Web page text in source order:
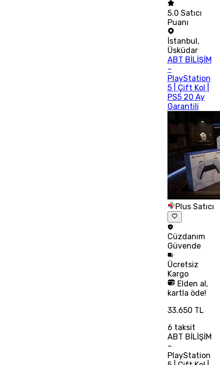
5.0 Satıcı
Puanı
İstanbul ,
Üsküdar
ABT BİLİŞİM
–
PlayStation
5 | Çift Kol |
PS5 20 Ay
Garantili
Plus Satıcı
Cüzdanım
Güvende
Ücretsiz
Kargo
Elden al,
kartla öde!
33.650 TL
6 taksit
ABT BİLİŞİM
–
PlayStation